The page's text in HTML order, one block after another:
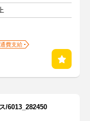
費支給
/6013_282450